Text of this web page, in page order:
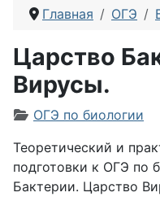
Главная ОГЭ
Царство
Вирусы.
Информация о
ОГЭ по биологии
Теоретический и
подготовки к ОГЭ по
Бактерии. Царство